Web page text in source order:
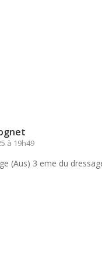
à 19h49
(Aus) 3 eme du